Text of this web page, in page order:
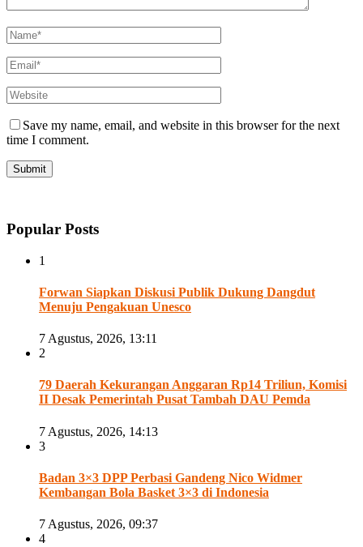
Save my name, email, and website in this browser for the next
time I comment.
Popular Posts
1
Forwan Siapkan Diskusi Publik Dukung Dangdut
Menuju Pengakuan Unesco
7 Agustus, 2026, 13:11
2
79 Daerah Kekurangan Anggaran Rp14 Triliun, Komisi
II Desak Pemerintah Pusat Tambah DAU Pemda
7 Agustus, 2026, 14:13
3
Badan 3×3 DPP Perbasi Gandeng Nico Widmer
Kembangan Bola Basket 3×3 di Indonesia
7 Agustus, 2026, 09:37
4